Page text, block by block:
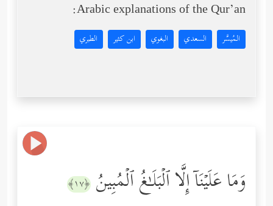
Arabic explanations of the Qur’an:
المُيسَّر السعدي البغوي ابن كثير الطبري
وَمَا عَلَیۡنَاۤ إِلَّا ٱلۡبَلَـٰغُ ٱلۡمُبِینُ ﴿١٧﴾